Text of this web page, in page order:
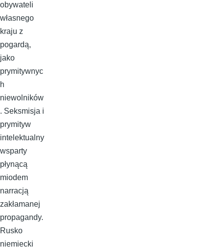
obywateli
własnego
kraju z
pogardą,
jako
prymitywnyc
h
niewolników
. Seksmisja i
prymityw
intelektualny
wsparty
płynącą
miodem
narracją
zakłamanej
propagandy.
Rusko
niemiecki